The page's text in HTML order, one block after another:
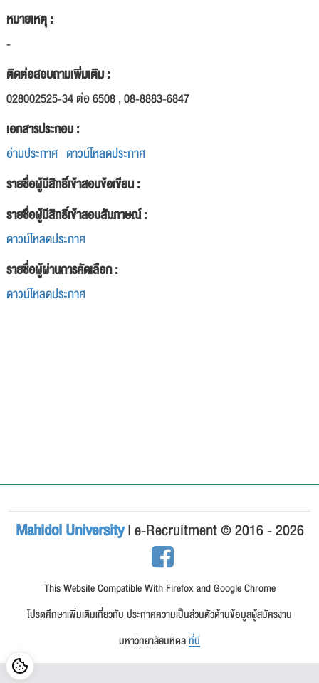
หมายเหตุ :
-
ติดต่อสอบถามเพิ่มเติม :
028002525-34 ต่อ 6508 , 08-8883-6847
เอกสารประกอบ :
อ่านประกาศ ดาวน์โหลดประกาศ
รายชื่อผู้มีสิทธิ์เข้าสอบข้อเขียน :
รายชื่อผู้มีสิทธิ์เข้าสอบสัมภาษณ์ :
ดาวน์โหลดประกาศ
รายชื่อผู้ผ่านการคัดเลือก :
ดาวน์โหลดประกาศ
Mahidol University| e-Recruitment © 2016 - 2026
This Website Compatible With Firefox and Google Chrome
โปรดศึกษาเพิ่มเติมเกี่ยวกับ ประกาศความเป็นส่วนตัวด้านข้อมูลผู้สมัครงาน
มหาวิทยาลัยมหิดลที่นี่